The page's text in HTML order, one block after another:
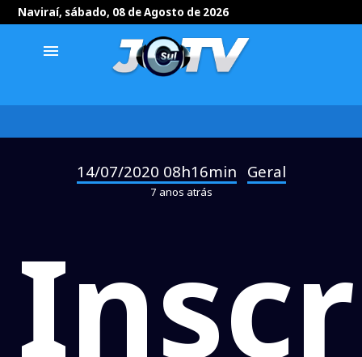
Naviraí, sábado, 08 de Agosto de 2026
menu
14/07/2020 08h16min Geral
7 anos atrás